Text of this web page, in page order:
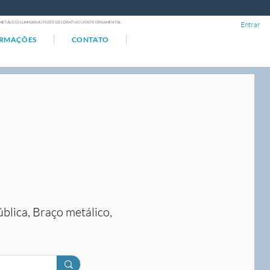
| LUMINÁRIA | POSTE DECORATIVO | POSTE ORNAMENTAL
CONTATO
Entrar
Braço metálico,